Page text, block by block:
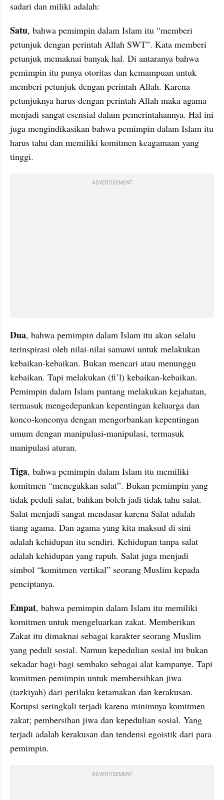
sadari dan miliki adalah:
Satu, bahwa pemimpin dalam Islam itu “memberi
petunjuk dengan perintah Allah SWT”. Kata memberi
petunjuk memaknai banyak hal. Di antaranya bahwa
pemimpin itu punya otoritas dan kemampuan untuk
memberi petunjuk dengan perintah Allah. Karena
petunjuknya harus dengan perintah Allah maka agama
menjadi sangat esensial dalam pemerintahannya. Hal ini
juga mengindikasikan bahwa pemimpin dalam Islam itu
harus tahu dan memiliki komitmen keagamaan yang
tinggi.
ADVERTISEMENT
Dua, bahwa pemimpin dalam Islam itu akan selalu
terinspirasi oleh nilai-nilai samawi untuk melakukan
kebaikan-kebaikan. Bukan mencari atau menunggu
kebaikan. Tapi melakukan (fi’l) kebaikan-kebaikan.
Pemimpin dalam Islam pantang melakukan kejahatan,
termasuk mengedepankan kepentingan keluarga dan
konco-konconya dengan mengorbankan kepentingan
umum dengan manipulasi-manipulasi, termasuk
manipulasi aturan.
Tiga, bahwa pemimpin dalam Islam itu memiliki
komitmen “menegakkan salat”. Bukan pemimpin yang
tidak peduli salat, bahkan boleh jadi tidak tahu salat.
Salat menjadi sangat mendasar karena Salat adalah
tiang agama. Dan agama yang kita maksud di sini
adalah kehidupan itu sendiri. Kehidupan tanpa salat
adalah kehidupan yang rapuh. Salat juga menjadi
simbol “komitmen vertikal” seorang Muslim kepada
penciptanya.
Empat, bahwa pemimpin dalam Islam itu memiliki
komitmen untuk mengeluarkan zakat. Memberikan
Zakat itu dimaknai sebagai karakter seorang Muslim
yang peduli sosial. Namun kepedulian sosial ini bukan
sekadar bagi-bagi sembako sebagai alat kampanye. Tapi
komitmen pemimpin untuk membersihkan jiwa
(tazkiyah) dari perilaku ketamakan dan kerakusan.
Korupsi seringkali terjadi karena minimnya komitmen
zakat; pembersihan jiwa dan kepedulian sosial. Yang
terjadi adalah kerakusan dan tendensi egoistik dari para
pemimpin.
ADVERTISEMENT